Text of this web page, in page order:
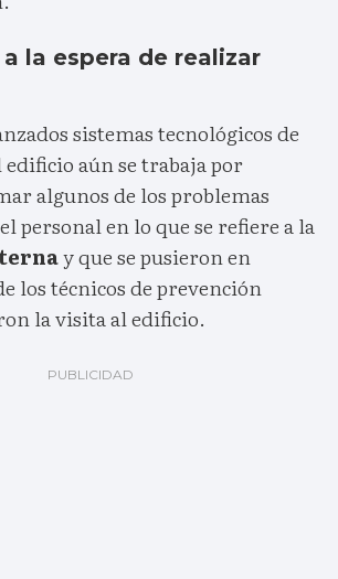
la espera de realizar
sistemas tecnológicos de
aún se trabaja por
algunos de los problemas
personal en lo que se refiere a la
y que se pusieron en
los técnicos de prevención
la visita al edificio.